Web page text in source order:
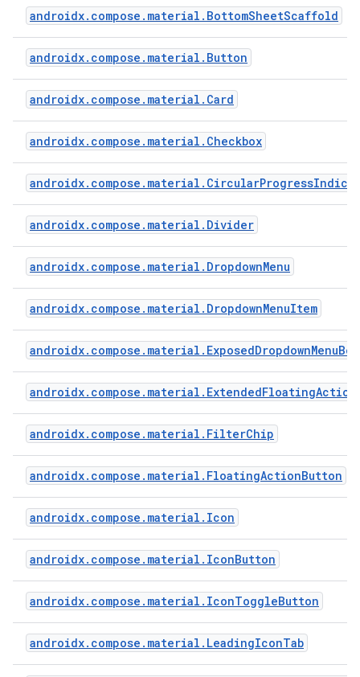
androidx.compose.material.BottomSheetScaffold
androidx.compose.material.Button
androidx.compose.material.Card
androidx.compose.material.Checkbox
androidx.compose.material.Divider
androidx.compose.material.DropdownMenu
androidx.compose.material.DropdownMenuItem
androidx.compose.material.ExposedDropdownMenuBox
androidx.compose.material.FilterChip
androidx.compose.material.FloatingActionButton
androidx.compose.material.Icon
androidx.compose.material.IconButton
androidx.compose.material.IconToggleButton
androidx.compose.material.LeadingIconTab